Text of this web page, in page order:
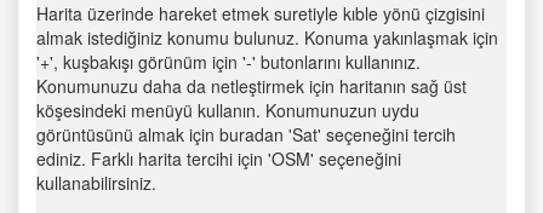
Harita üzerinde hareket etmek suretiyle kıble yönü çizgisini
almak istediğiniz konumu bulunuz. Konuma yakınlaşmak için
'+', kuşbakışı görünüm için '-' butonlarını kullanınız.
Konumunuzu daha da netleştirmek için haritanın sağ üst
köşesindeki menüyü kullanın. Konumunuzun uydu
görüntüsünü almak için buradan 'Sat' seçeneğini tercih
ediniz. Farklı harita tercihi için 'OSM' seçeneğini
kullanabilirsiniz.